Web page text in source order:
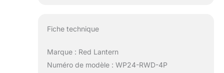
Fiche technique
Marque : Red Lantern
Numéro de modèle : WP24-RWD-4P